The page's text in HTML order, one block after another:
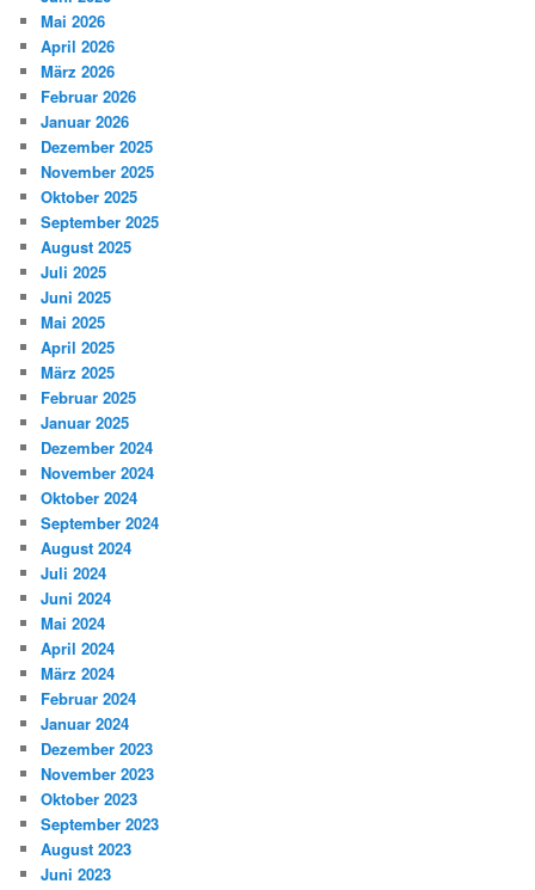
Mai 2026
April 2026
März 2026
Februar 2026
Januar 2026
Dezember 2025
November 2025
Oktober 2025
September 2025
August 2025
Juli 2025
Juni 2025
Mai 2025
April 2025
März 2025
Februar 2025
Januar 2025
Dezember 2024
November 2024
Oktober 2024
September 2024
August 2024
Juli 2024
Juni 2024
Mai 2024
April 2024
März 2024
Februar 2024
Januar 2024
Dezember 2023
November 2023
Oktober 2023
September 2023
August 2023
Juni 2023